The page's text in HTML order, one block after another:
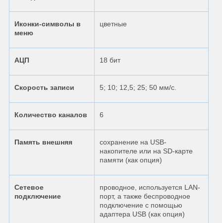
Иконки-символы в
меню
цветные
АЦП 18 бит
Скорость записи 5; 10; 12,5; 25; 50 мм/с.
Количество каналов 6
Память внешняя
сохранение на USB-
накопителе или на SD-карте
памяти (как опция)
Сетевое
подключение
проводное, используется LAN-
порт, а также беспроводное
подключение с помощью
адаптера USB (как опция)